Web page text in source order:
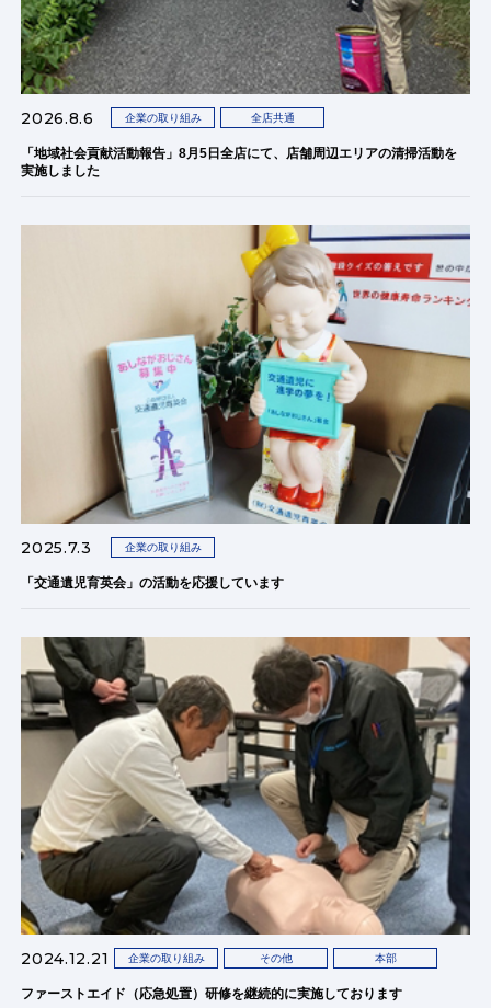
2026.8.6 企業の取り組み 全店共通
「地域社会貢献活動報告」8月5日全店にて、店舗周辺エリアの清掃活動を
実施しました
2025.7.3 企業の取り組み
「交通遺児育英会」の活動を応援しています
2024.12.21 企業の取り組み その他 本部
ファーストエイド（応急処置）研修を継続的に実施しております